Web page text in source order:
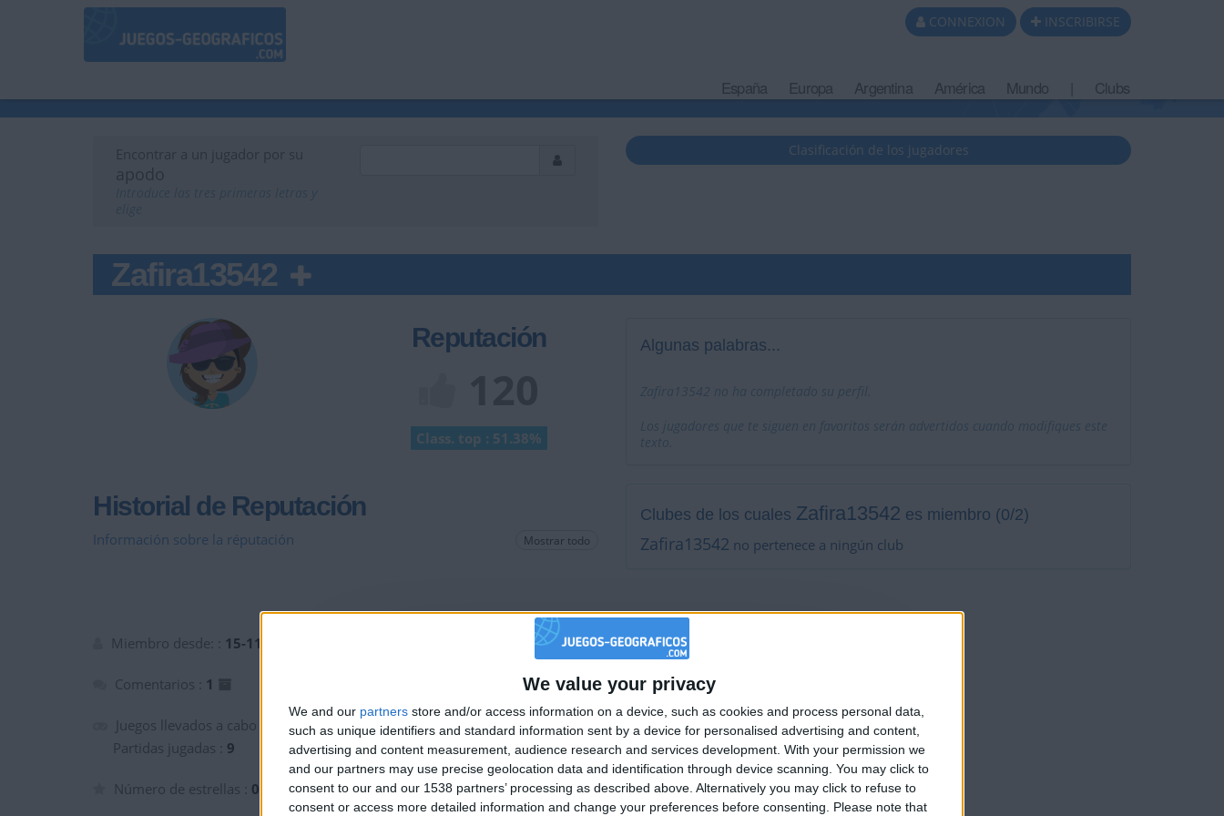
We value your privacy
We and our partners store and/or access information on a device, such as cookies and process personal data,
such as unique identifiers and standard information sent by a device for personalised advertising and content,
advertising and content measurement, audience research and services development. With your permission we
and our partners may use precise geolocation data and identification through device scanning. You may click to
consent to our and our 1538 partners’ processing as described above. Alternatively you may click to refuse to
consent or access more detailed information and change your preferences before consenting.
Please note that
CONNEXION INSCRIBIRSE
España Europa Argentina América Mundo Clubs
Encontrar a un jugador por su
apodo
Clasificación de los jugadores
Zafira13542
Reputación
Class. top : 51.38%
Historial de Reputación
Información sobre la réputación Mostrar todo
Algunas palabras...
Zafira13542 no ha completado su perfil.
Los jugadores que te siguen en favoritos serán advertidos cuando modifiques este
texto.
Clubes de los cuales Zafira13542 es miembro (0/2)
Zafira13542 no pertenece a ningún club
Miembro desde: : 15-11-2021
Comentarios : 1
Juegos llevados a cabo :
Partidas jugadas : 9
Número de estrellas : 0
Está entre los favoritos de
🇺🇸 We noticed you’re visiting from
an English-speaking country
Join our American version now and be among
the firsts to submit your score on our
leaderboards!